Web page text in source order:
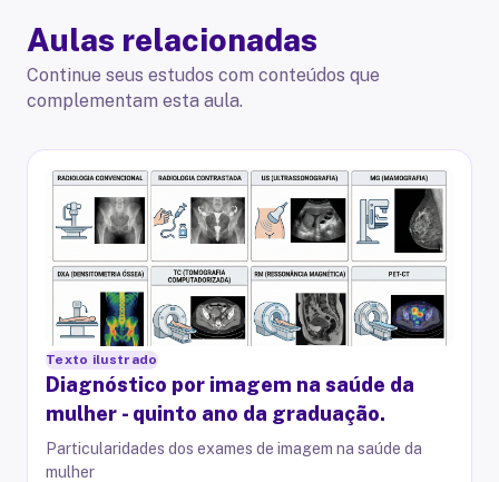
Aulas relacionadas
Continue seus estudos com conteúdos que
complementam esta aula.
Texto ilustrado
Diagnóstico por imagem na saúde da
mulher - quinto ano da graduação.
Particularidades dos exames de imagem na saúde da
mulher